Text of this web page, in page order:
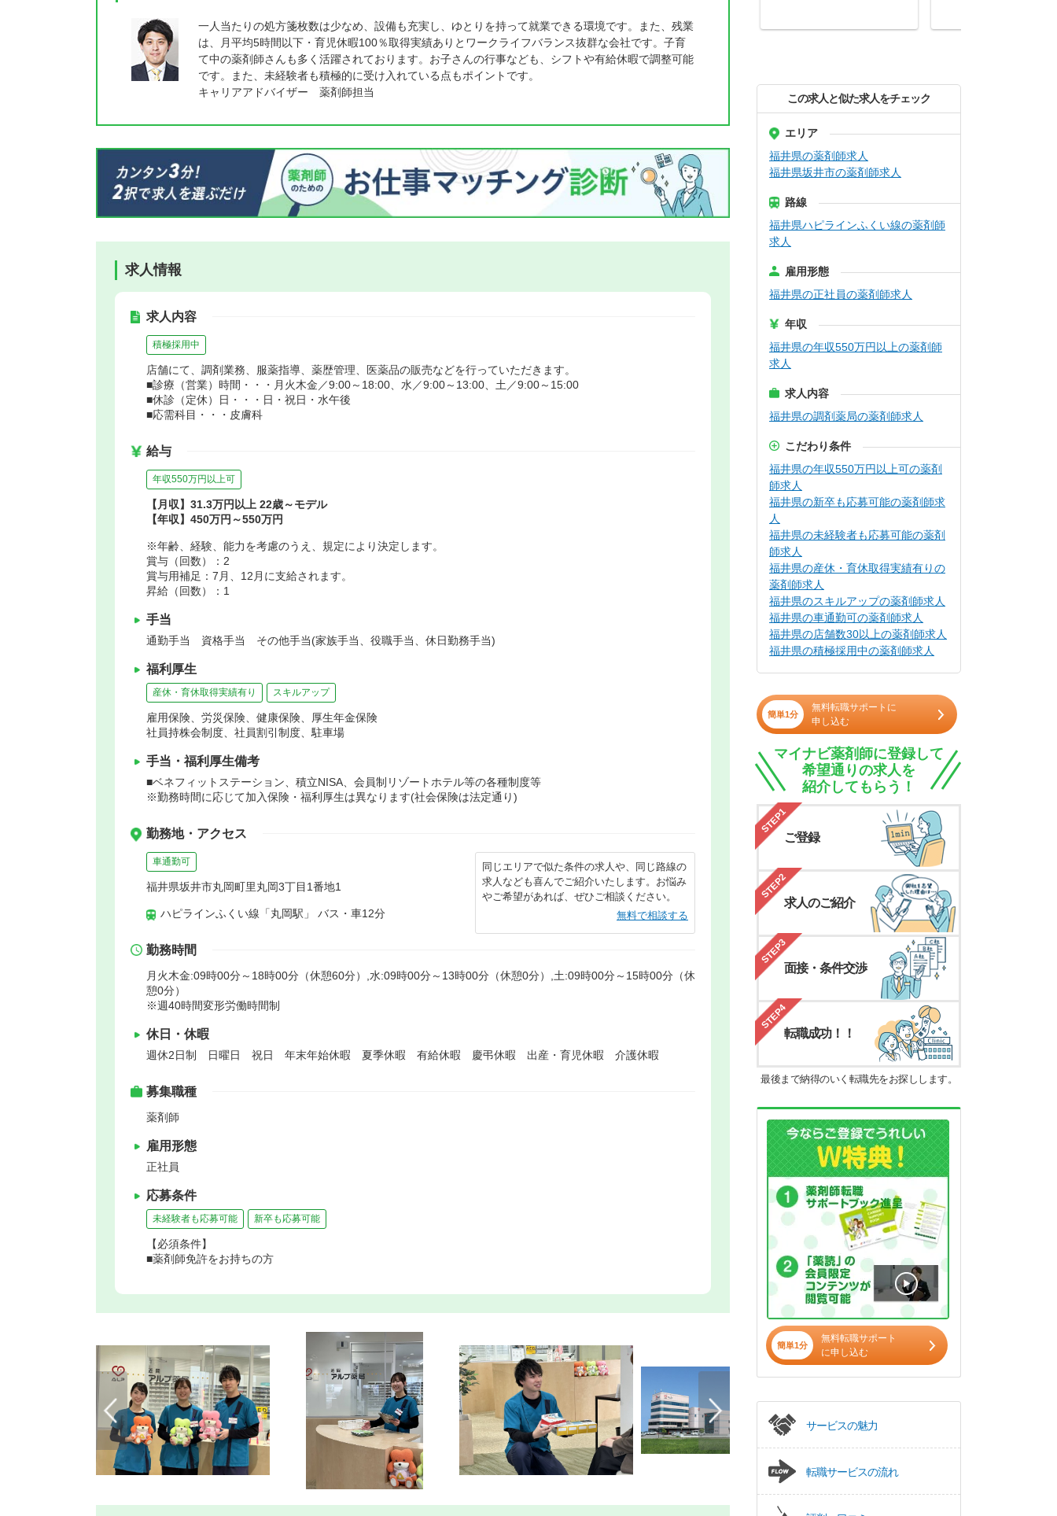
一人当たりの処方箋枚数は少なめ、設備も充実し、ゆとりを持って就業できる環境です。また、残業
は、月平均5時間以下・育児休暇100％取得実績ありとワークライフバランス抜群な会社です。子育
て中の薬剤師さんも多く活躍されております。お子さんの行事なども、シフトや有給休暇で調整可能
です。また、未経験者も積極的に受け入れている点もポイントです。
キャリアアドバイザー 薬剤師担当
求人情報
求人内容
積極採用中
店舗にて、調剤業務、服薬指導、薬歴管理、医薬品の販売などを行っていただきます。
■診療（営業）時間・・・月火木金／9:00～18:00、水／9:00～13:00、土／9:00～15:00
■休診（定休）日・・・日・祝日・水午後
■応需科目・・・皮膚科
給与
年収550万円以上可
【月収】31.3万円以上 22歳～モデル
【年収】450万円～550万円
※年齢、経験、能力を考慮のうえ、規定により決定します。
賞与（回数）：2
賞与用補足：7月、12月に支給されます。
昇給（回数）：1
手当
通勤手当 資格手当 その他手当(家族手当、役職手当、休日勤務手当)
福利厚生
産休・育休取得実績有り スキルアップ
雇用保険、労災保険、健康保険、厚生年金保険
社員持株会制度、社員割引制度、駐車場
手当・福利厚生備考
■ベネフィットステーション、積立NISA、会員制リゾートホテル等の各種制度等
※勤務時間に応じて加入保険・福利厚生は異なります(社会保険は法定通り)
勤務地・アクセス
車通勤可
福井県坂井市丸岡町里丸岡3丁目1番地1
ハピラインふくい線「丸岡駅」 バス・車12分
同じエリアで似た条件の求人や、同じ路線の
求人なども喜んでご紹介いたします。お悩み
やご希望があれば、ぜひご相談ください。
無料で相談する
勤務時間
月火木金:09時00分～18時00分（休憩60分）,水:09時00分～13時00分（休憩0分）,土:09時00分～15時00分（休
憩0分）
※週40時間変形労働時間制
休日・休暇
週休2日制 日曜日 祝日 年末年始休暇 夏季休暇 有給休暇 慶弔休暇 出産・育児休暇 介護休暇
募集職種
薬剤師
雇用形態
正社員
応募条件
未経験者も応募可能 新卒も応募可能
【必須条件】
■薬剤師免許をお持ちの方
この求人と似た求人をチェック
エリア
福井県の薬剤師求人
福井県坂井市の薬剤師求人
路線
福井県ハピラインふくい線の薬剤師
求人
雇用形態
福井県の正社員の薬剤師求人
年収
福井県の年収550万円以上の薬剤師
求人
求人内容
福井県の調剤薬局の薬剤師求人
こだわり条件
福井県の年収550万円以上可の薬剤
師求人
福井県の新卒も応募可能の薬剤師求
人
福井県の未経験者も応募可能の薬剤
師求人
福井県の産休・育休取得実績有りの
薬剤師求人
福井県のスキルアップの薬剤師求人
福井県の車通勤可の薬剤師求人
福井県の店舗数30以上の薬剤師求人
福井県の積極採用中の薬剤師求人
簡単1分
無料転職サポートに
申し込む
マイナビ薬剤師に登録して
希望通りの求人を
紹介してもらう！
STEP1
ご登録
STEP2
求人のご紹介
STEP3
面接・条件交渉
STEP4
転職成功！！
最後まで納得のいく転職先をお探しします。
簡単1分
無料転職サポート
に申し込む
サービスの魅力
転職サービスの流れ